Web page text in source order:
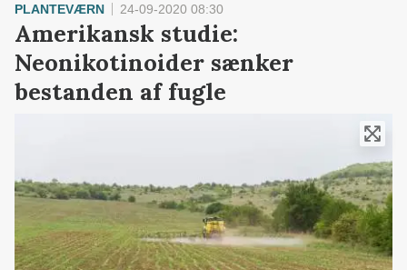
PLANTEVÆRN 24-09-2020 08:30
Amerikansk studie:
Neonikotinoider sænker
bestanden af fugle